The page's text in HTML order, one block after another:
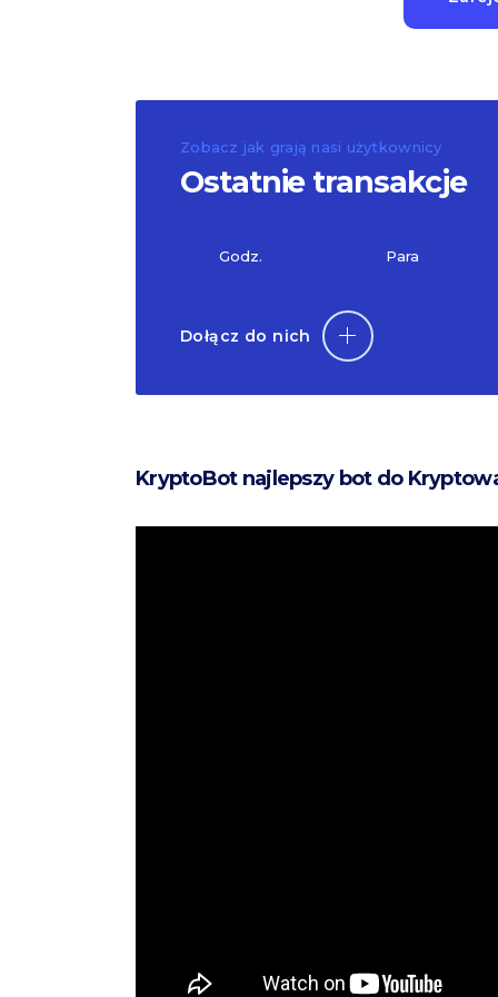
Zobacz jak grają nasi użytkownicy
Ostatnie transakcje
Godz. Para
Dołącz do nich
KryptoBot najlepszy bot do